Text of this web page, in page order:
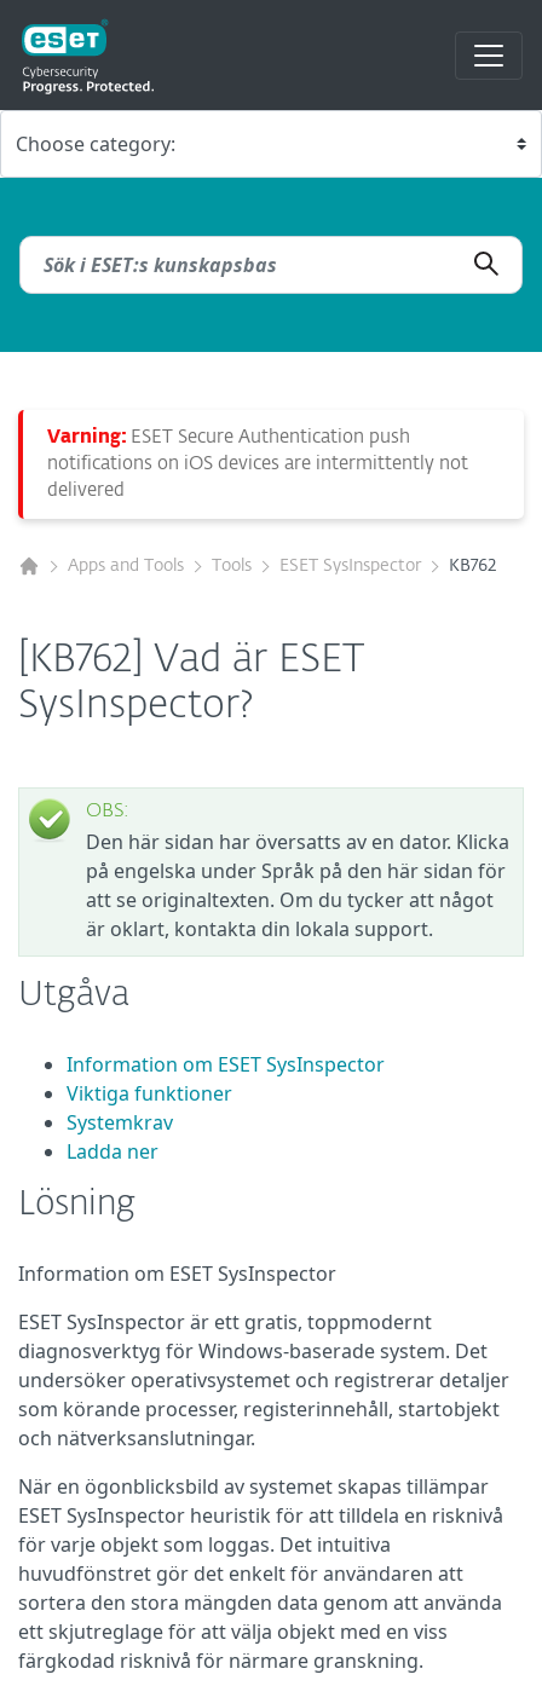
Varning: ESET Secure Authentication push
notifications on iOS devices are intermittently not
delivered
Apps and Tools Tools ESET SysInspector KB762
[KB762] Vad är ESET
SysInspector?
OBS:
Den här sidan har översatts av en dator. Klicka
på engelska under Språk på den här sidan för
att se originaltexten. Om du tycker att något
är oklart, kontakta din lokala support.
Utgåva
Information om ESET SysInspector
Viktiga funktioner
Systemkrav
Ladda ner
Lösning
Information om ESET SysInspector
ESET SysInspector är ett gratis, toppmodernt
diagnosverktyg för Windows-baserade system. Det
undersöker operativsystemet och registrerar detaljer
som körande processer, registerinnehåll, startobjekt
och nätverksanslutningar.
När en ögonblicksbild av systemet skapas tillämpar
ESET SysInspector heuristik för att tilldela en risknivå
för varje objekt som loggas. Det intuitiva
huvudfönstret gör det enkelt för användaren att
sortera den stora mängden data genom att använda
ett skjutreglage för att välja objekt med en viss
färgkodad risknivå för närmare granskning.